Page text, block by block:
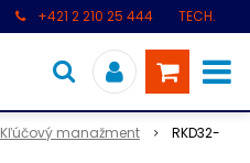
+421 2 210 25 444
TECH.
Kľúčový manažment
RKD32-